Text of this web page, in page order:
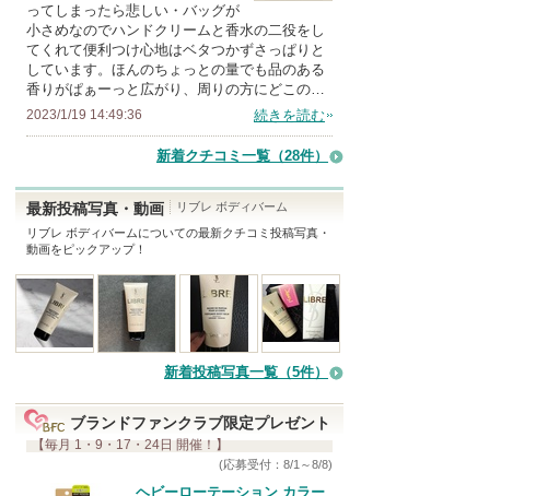
メ
ン
バ
ー
お
に
登
れ
て
い
ま
ってしまったら悲しい・バッグが
小さめなのでハンドクリームと香水の二役をし
てくれて便利つけ心地はベタつかずさっぱりと
しています。ほんのちょっとの量でも品のある
香りがぱぁーっと広がり、周りの方にどこの…
2023/1/19 14:49:36 続きを読む
新着クチコミ一覧 （28件）
最新投稿写真・動画
リブレ ボディバーム
リブレ ボディバームについての最新クチコミ投稿写真・
動画をピックアップ！
新着投稿写真一覧（5件）
ブランドファンクラブ限定プレゼント
【毎月 1・9・17・24日 開催！】
(応募受付：8/1～8/8)
ヘビーローテーション カラー